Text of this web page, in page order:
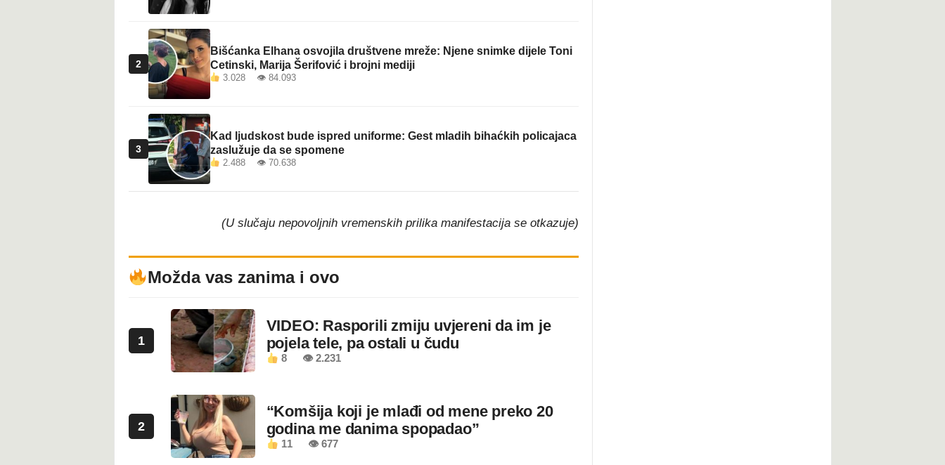
2
Bišćanka Elhana osvojila društvene mreže: Njene snimke dijele Toni
Cetinski, Marija Šerifović i brojni mediji
3.028 👁 84.093
3
Kad ljudskost bude ispred uniforme: Gest mladih bihaćkih policajaca
zaslužuje da se spomene
2.488 👁 70.638
(U slučaju nepovoljnih vremenskih prilika manifestacija se otkazuje)
Možda vas zanima i ovo
1
VIDEO: Rasporili zmiju uvjereni da im je
pojela tele, pa ostali u čudu
8 👁 2.231
2
“Komšija koji je mlađi od mene preko 20
godina me danima spopadao”
11 👁 677